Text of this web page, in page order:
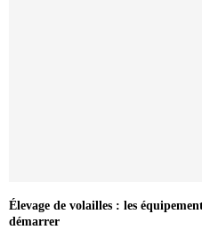
Élevage de volailles : les
démarrer